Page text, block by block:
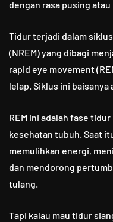
dengan rasa pusing
Tidur terjadi dalam
(NREM) yang dibagi
rapid eye movement
lelap. Siklus ini
REM ini adalah fase
kesehatan tubuh. Saat
memulihkan energi,
dan mendorong
tulang.
Tapi kalau mau tidur